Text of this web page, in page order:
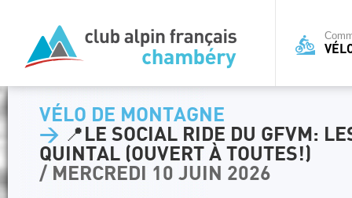
VÉLO DE MONTAGNE
> 📍LE SOCIAL RIDE DU GFVM:
QUINTAL (OUVERT À TOUTES!)
/ MERCREDI 10 JUIN 2026